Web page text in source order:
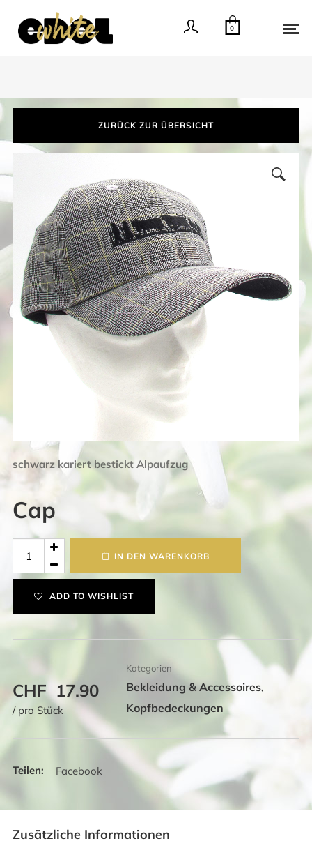
0
ZURÜCK ZUR ÜBERSICHT
schwarz kariert bestickt Alpaufzug
Cap
IN DEN WARENKORB
ADD TO WISHLIST
CHF 17.90
/ pro Stück
Kategorien
Bekleidung & Accessoires,
Kopfbedeckungen
Facebook
Zusätzliche Informationen